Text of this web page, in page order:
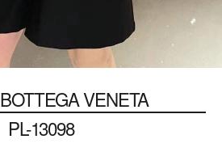
BOTTEGA VENETA
PL-13098